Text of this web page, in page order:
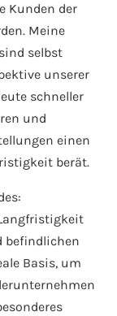
Kunden der
Meine
selbst
unserer
schneller
und
einen
berät.
befindlichen
Basis, um